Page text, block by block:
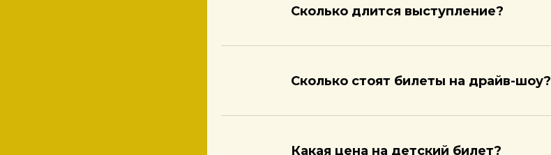
Сколько длится выступление?
Сколько стоят билеты на драйв-шоу?
Какая цена на детский билет?